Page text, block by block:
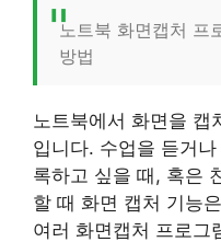
노트북 화면캡처 프
방법
노트북에서 화면을 캡
입니다. 수업을 듣거
록하고 싶을 때, 혹은
할 때 화면 캡처 기능
여러 화면캡처 프로그